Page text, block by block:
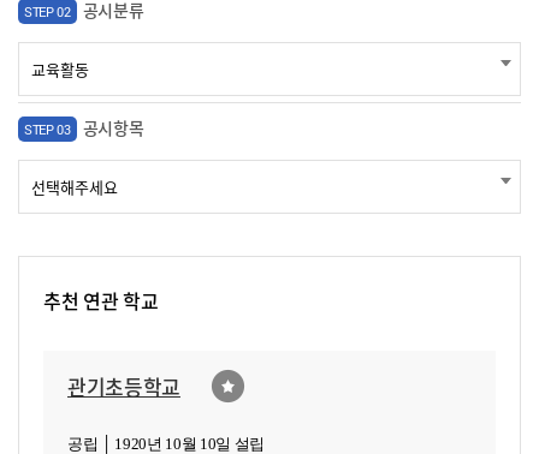
STEP 02 공시분류
STEP 03 공시항목
추천 연관 학교
관기초등학교
공립 │ 1920년 10월 10일 설립